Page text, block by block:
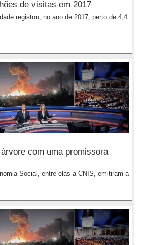
de visitas em 2017
registou, no ano de 2017, perto de 4,4
com uma promissora
Social, entre elas a CNIS, emitiram a